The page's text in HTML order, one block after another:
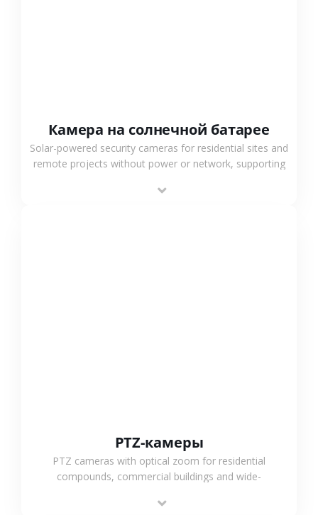
Камера на солнечной батарее
Solar-powered security cameras for residential sites and
remote projects without power or network, supporting
outdoor monitoring.
PTZ-камеры
PTZ cameras with optical zoom for residential
compounds, commercial buildings and wide-
monitoring and flexible coverage.